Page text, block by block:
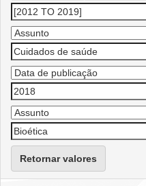
Retornar valores